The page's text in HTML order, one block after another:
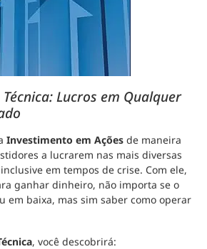
Lucros em Qualquer
Investimento em Ações de maneira
a lucrarem nas mais diversas
em tempos de crise. Com ele,
ganhar dinheiro, não importa se o
em baixa, mas sim saber como operar
, você descobrirá: